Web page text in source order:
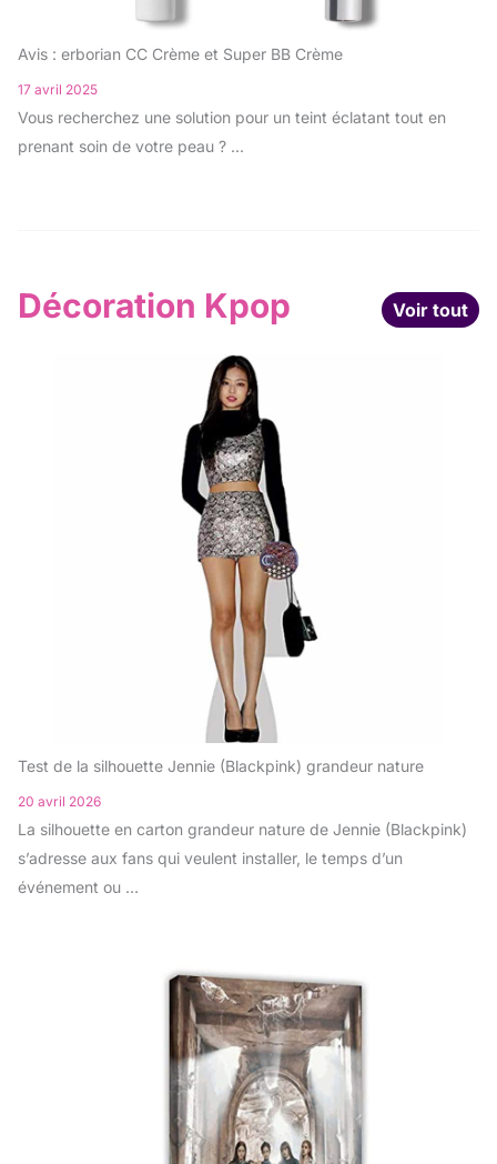
Avis : erborian CC Crème et Super BB Crème
17 avril 2025
Vous recherchez une solution pour un teint éclatant tout en
prenant soin de votre peau ? ...
Décoration Kpop Voir tout
Test de la silhouette Jennie (Blackpink) grandeur nature
20 avril 2026
La silhouette en carton grandeur nature de Jennie (Blackpink)
s’adresse aux fans qui veulent installer, le temps d’un
événement ou …